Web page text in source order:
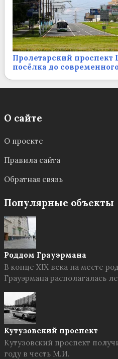
Пролетарский проспект
посёлка до
О сайте
О проекте
Правила сайта
Обратная связь
Популярные объекты
Роддом Грауэрмана
В конце XIX века на месте
Грауэрмана располагалась
Кутузовский проспект
Кутузовский проспект
году в честь М.И.